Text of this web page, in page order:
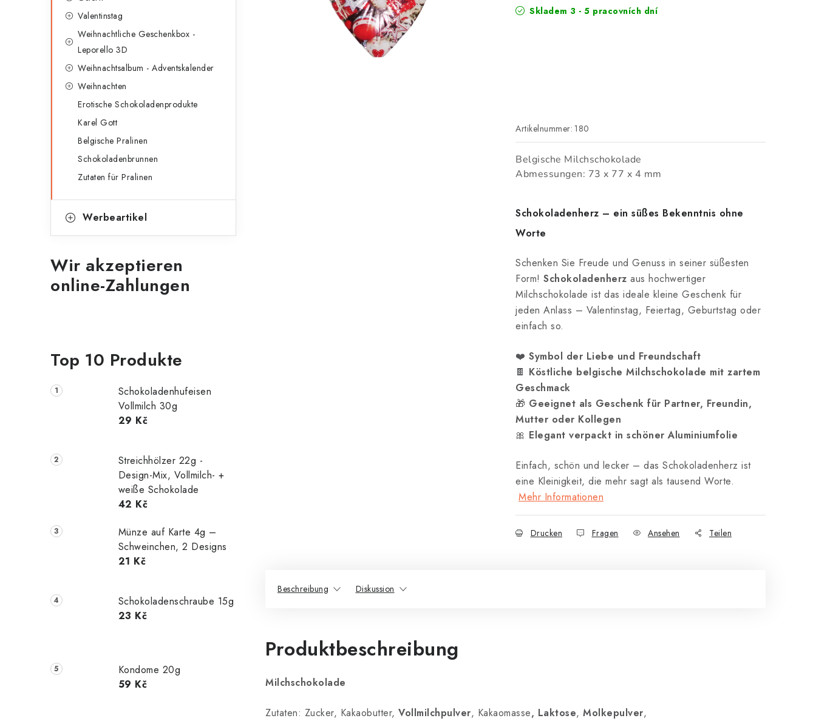
Valentinstag
Weihnachtliche Geschenkbox -
Leporello 3D
Weihnachtsalbum - Adventskalender
Weihnachten
Erotische Schokoladenprodukte
Karel Gott
Belgische Pralinen
Schokoladenbrunnen
Zutaten für Pralinen
Werbeartikel
Wir akzeptieren
online-Zahlungen
Top 10 Produkte
Schokoladenhufeisen
Vollmilch 30g
29 Kč
Streichhölzer 22g -
Design-Mix, Vollmilch- +
weiße Schokolade
42 Kč
Münze auf Karte 4g –
Schweinchen, 2 Designs
21 Kč
Schokoladenschraube 15g
23 Kč
Kondome 20g
59 Kč
Skladem 3 - 5 pracovních dní
Artikelnummer: 180
Belgische Milchschokolade
Abmessungen: 73 x 77 x 4 mm
Schokoladenherz – ein süßes Bekenntnis ohne
Worte
Schenken Sie Freude und Genuss in seiner süßesten
Form! Schokoladenherz aus hochwertiger
Milchschokolade ist das ideale kleine Geschenk für
jeden Anlass – Valentinstag, Feiertag, Geburtstag oder
einfach so.
❤️ Symbol der Liebe und Freundschaft
🍫 Köstliche belgische Milchschokolade mit zartem
Geschmack
🎁 Geeignet als Geschenk für Partner, Freundin,
Mutter oder Kollegen
🎀 Elegant verpackt in schöner Aluminiumfolie
Einfach, schön und lecker – das Schokoladenherz ist
eine Kleinigkeit, die mehr sagt als tausend Worte.
Mehr Informationen
Drucken Fragen Ansehen Teilen
Beschreibung Diskussion
Produktbeschreibung
Milchschokolade
Zutaten: Zucker, Kakaobutter, Vollmilchpulver, Kakaomasse, Laktose, Molkepulver,